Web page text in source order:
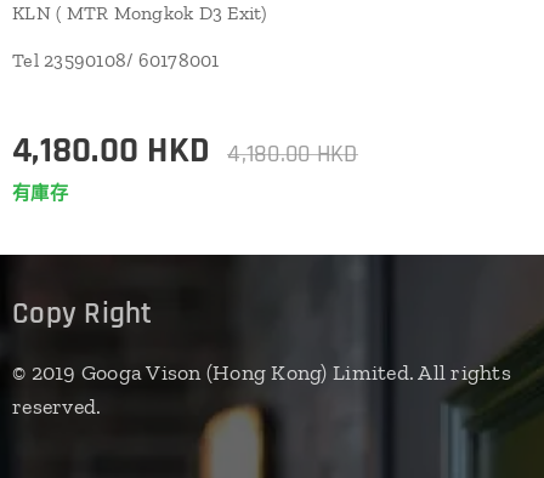
KLN ( MTR Mongkok D3 Exit)
Tel 23590108/ 60178001
4,180.00 HKD 4,180.00HKD
有庫存
Copy Right
© 2019 Googa Vison (Hong Kong) Limited. All rights
reserved.